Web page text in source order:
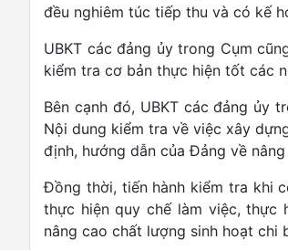
đều nghiêm túc tiếp thu và có kế
UBKT các đảng ủy trong Cụm
kiểm tra cơ bản thực hiện tốt các
Bên cạnh đó, UBKT các đảng ủy
Nội dung kiểm tra về việc xây
định, hướng dẫn của Đảng về
Đồng thời, tiến hành kiểm tra khi
thực hiện quy chế làm việc, thực
nâng cao chất lượng sinh hoạt chi